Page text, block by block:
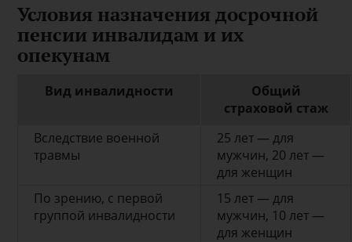
Условия назначения досрочной
пенсии инвалидам и их
опекунам
Вид инвалидности
Общий
страховой стаж
Вследствие военной
травмы
25 лет — для
мужчин, 20 лет —
для женщин
По зрению, с первой
группой инвалидности
15 лет — для
мужчин, 10 лет —
для женщин